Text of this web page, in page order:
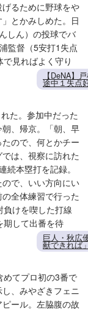
げるために野球をや
とかみしめた。日
しん）の投球でバ
監督（5安打1失点
見ればよく守り
【DeNA】
途中１失点
た。参加中だった
、帰京。「朝、早
ので、何とかチー
は、視察に訪れた
本塁打を記録。
ので、いい方向にい
全体練習で行った
けを喫した打線
期して出番を待
巨人・秋広
献できれば
てプロ初の3番で
、みやざきフェニ
ール。左脇腹の故